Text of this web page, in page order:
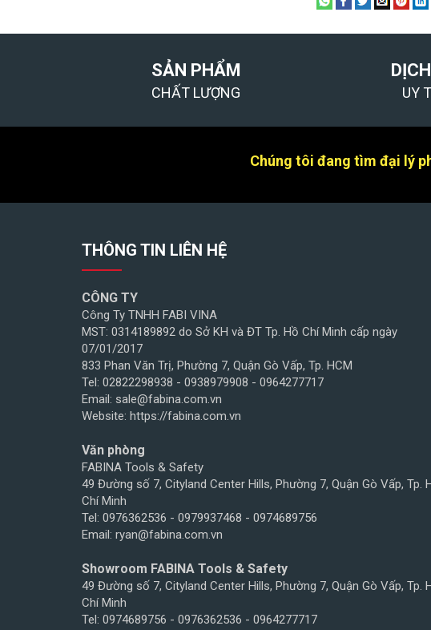
SẢN PHẨM
CHẤT LƯỢNG UY
Chúng tôi đang tìm đại lý
THÔNG TIN LIÊN HỆ
CÔNG TY
Công Ty TNHH FABI VINA
MST: 0314189892 do Sở KH và ĐT Tp. Hồ Chí Minh cấp ngày
07/01/2017
833 Phan Văn Trị, Phường 7, Quận Gò Vấp, Tp. HCM
Tel: 02822298938 - 0938979908 - 0964277717
Email: sale@fabina.com.vn
Website: https://fabina.com.vn
Văn phòng
FABINA Tools & Safety
49 Đường số 7, Cityland Center Hills, Phường 7, Quận Gò Vấp, Tp.
Chí Minh
Tel: 0976362536 - 0979937468 - 0974689756
Email: ryan@fabina.com.vn
Showroom FABINA Tools & Safety
49 Đường số 7, Cityland Center Hills, Phường 7, Quận Gò Vấp, Tp.
Chí Minh
Tel: 0974689756 - 0976362536 - 0964277717